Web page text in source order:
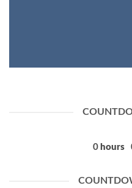
0 hours